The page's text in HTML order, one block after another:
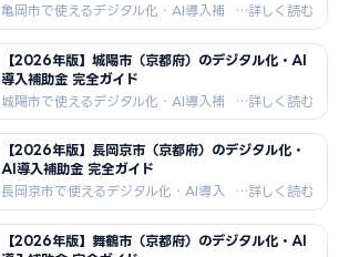
のコツを紹介します。
亀岡市で使えるデジタル化・AI導入補
助金を徹底解説。農業・繊維・保津川
下り観光・食品加工で新事業に取り組
む亀岡市の事業者向けに、IT導入補助
金と市独自制度の活用法・採択事例・
申請のコツを紹介します。
【2026年版】城陽市（京都府）のデジタル化・AI
導入補助金 完全ガイド
城陽市で使えるデジタル化・AI導入補
助金を徹底解説。金銀糸（日本一）・
食品加工・物流・製造業で新事業に取
り組む城陽市の事業者向けに、IT導入
補助金と市独自制度の活用法・採択事
例・申請のコツを紹介します。
【2026年版】長岡京市（京都府）のデジタル化・
AI導入補助金 完全ガイド
長岡京市で使えるデジタル化・AI導入
補助金を徹底解説。村田製作所本社を
擁する電子部品・精密機器産業を中心
に、IT導入補助金と市独自制度の活用
【2026年版】舞鶴市（京都府）のデジタル化・AI